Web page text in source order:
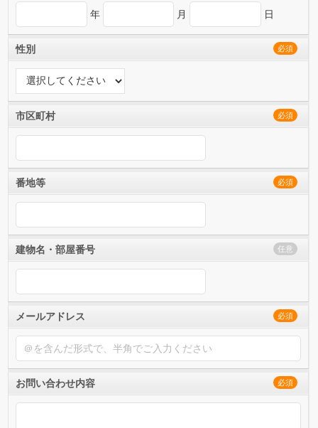
年 月 日
性別 必須
市区町村 必須
番地等 必須
建物名・部屋番号 任意
メールアドレス 必須
お問い合わせ内容 必須